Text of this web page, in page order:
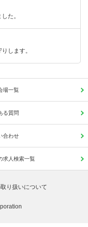
た。
します。
場一覧
る質問
合わせ
求人検索一覧
り扱いについて